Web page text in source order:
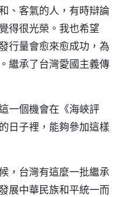
、客氣的人，有時辯論
得很光榮。我也希望
行量會愈來愈成功，為
繼承了台灣愛國主義傳
一個機會在《海峽評
日子裡，能夠參加這樣
，台灣有這麼一批繼承
展中華民族和平統一而